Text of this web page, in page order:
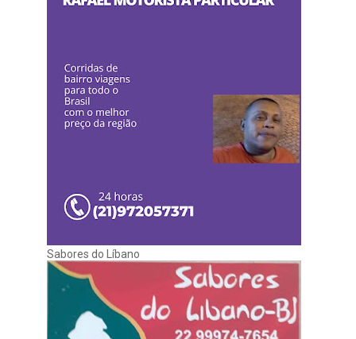
Sabores do Líbano